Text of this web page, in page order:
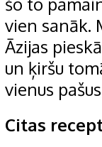
vien sanāk.
Āzijas
un ķiršu
vienus
Citas